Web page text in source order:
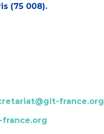
(75 008).
france.org
france.org